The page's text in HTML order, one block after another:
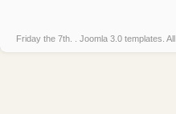
Friday the 7th. . Joomla 3.0 templates .